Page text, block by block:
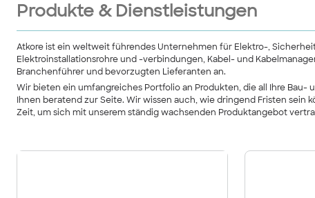
Produkte & Dienstleistungen
Atkore ist ein weltweit führendes Unternehmen für Elektro-,
Elektroinstallationsrohre und -verbindungen, Kabel- und
Branchenführer und bevorzugten Lieferanten an.
Wir bieten ein umfangreiches Portfolio an Produkten, die all Ihre
Ihnen beratend zur Seite. Wir wissen auch, wie dringend Fristen
Zeit, um sich mit unserem ständig wachsenden Produktangebot